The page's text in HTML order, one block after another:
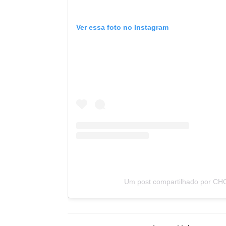
Ver essa foto no Instagram
Um post compartilhado por